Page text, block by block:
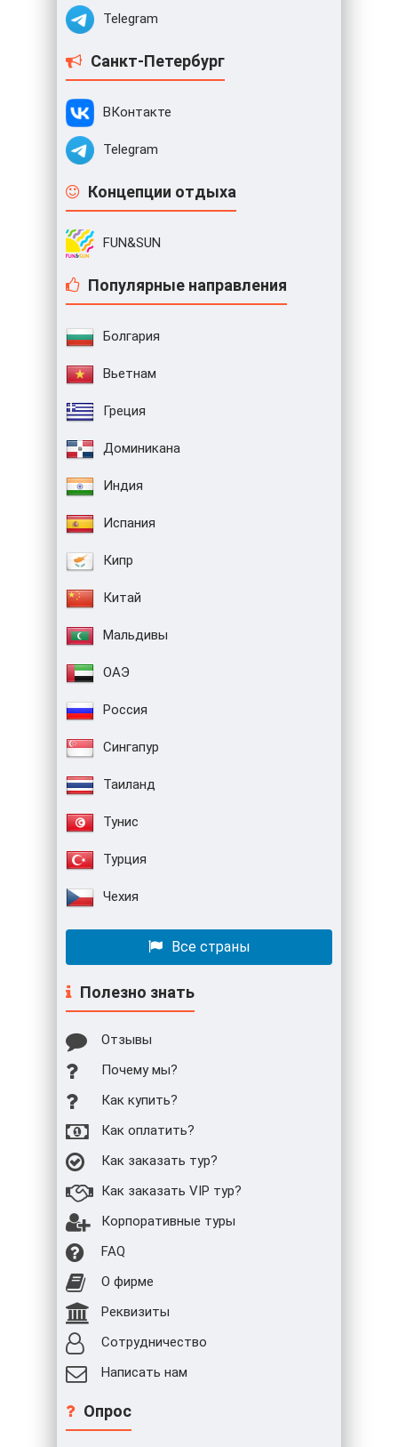
Telegram
Санкт-Петербург
ВКонтакте
Telegram
Концепции отдыха
FUN&SUN
Популярные направления
Болгария
Вьетнам
Греция
Доминикана
Индия
Испания
Кипр
Китай
Мальдивы
ОАЭ
Россия
Сингапур
Таиланд
Тунис
Турция
Чехия
Все страны
Полезно знать
Отзывы
Почему мы?
Как купить?
Как оплатить?
Как заказать тур?
Как заказать VIP тур?
Корпоративные туры
FAQ
О фирме
Реквизиты
Сотрудничество
Написать нам
Опрос